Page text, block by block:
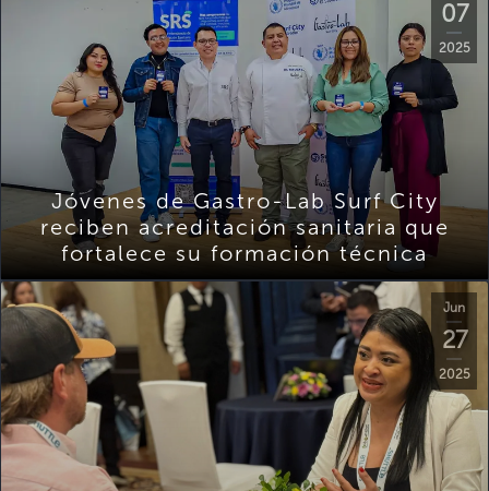
07
2025
Jóvenes de Gastro-Lab Surf City
reciben acreditación sanitaria que
fortalece su formación técnica
Jun
27
2025